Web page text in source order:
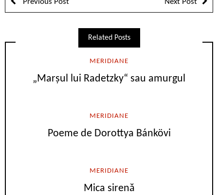
Related Posts
MERIDIANE
„Marşul lui Radetzky“ sau amurgul
MERIDIANE
Poeme de Dorottya Bánkövi
MERIDIANE
Mica sirenă